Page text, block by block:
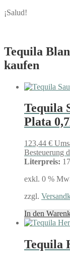
¡Salud!
Tequila
kaufen
Tequila
Plata
123,44 €
Besteuerung
Literpreis:
exkl. 0 %
zzgl.
In den
Tequila